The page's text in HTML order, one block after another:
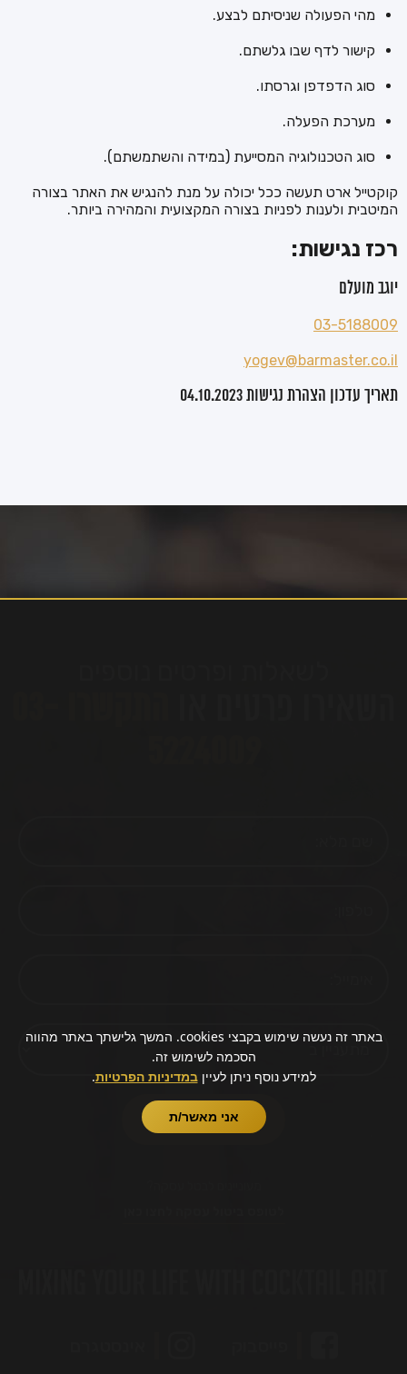
באתר זה נעשה שימוש בקבצי cookies. המשך גלישתך באתר מהווה
הסכמה לשימוש זה.
למידע נוסף ניתן לעייןבמדיניות הפרטיות.
אני מאשר/ת
מהי הפעולה שניסיתם לבצע.
קישור לדף שבו גלשתם.
סוג הדפדפן וגרסתו.
מערכת הפעלה.
סוג הטכנולוגיה המסייעת (במידה והשתמשתם).
קוקטייל ארט תעשה ככל יכולה על מנת להנגיש את האתר בצורה
המיטבית ולענות לפניות בצורה המקצועית והמהירה ביותר.
רכז נגישות:
יוגב מועלם
03-5188009
yogev@barmaster.co.il
תאריך עדכון הצהרת נגישות 04.10.2023